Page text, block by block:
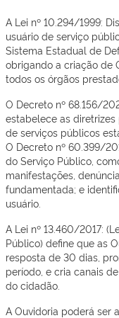
A Lei nº 10.294/1999:
usuário de serviço
Sistema Estadual de
obrigando a criação de
todos os órgãos
O Decreto nº 68.156/
estabelece as
de serviços públicos
O Decreto nº 60.399/
do Serviço Público,
manifestações,
fundamentada; e
usuário.
A Lei nº 13.460/2017:
Público) define que as
resposta de 30 dias,
período, e cria canais
do cidadão.
A Ouvidoria poderá ser